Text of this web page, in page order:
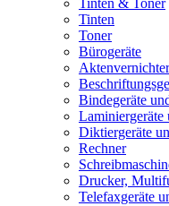
Tinten & Toner
Tinten
Toner
Bürogeräte
Bindegeräte
Laminiergeräte
Diktiergeräte
Rechner
Drucker,
Telefaxgeräte